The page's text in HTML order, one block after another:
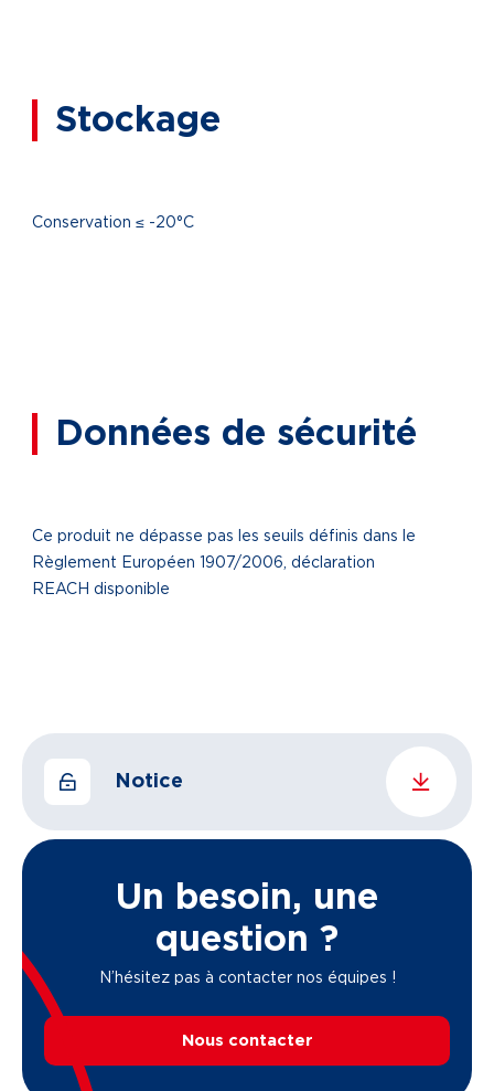
Stockage
Conservation ≤ -20°C
Données de sécurité
Ce produit ne dépasse pas les seuils définis dans le
Règlement Européen 1907/2006, déclaration
REACH disponible
Notice
Un besoin, une
question ?
N’hésitez pas à contacter nos équipes !
Nous contacter